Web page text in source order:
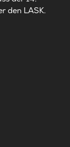
den LASK.